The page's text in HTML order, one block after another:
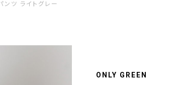
ンツ ライトグレー
ONLY GREEN